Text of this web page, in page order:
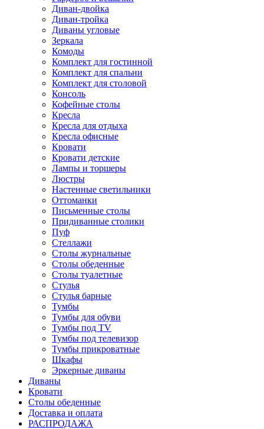
Диван-двойка
Диван-тройка
Диваны угловые
Зеркала
Комоды
Комплект для гостинной
Комплект для спальни
Комплект для столовой
Консоль
Кофейные столы
Кресла
Кресла для отдыха
Кресла офисные
Кровати
Кровати детские
Лампы и торшеры
Люстры
Настенные светильники
Оттоманки
Письменные столы
Придиванные столики
Пуф
Стеллажи
Столы журнальные
Столы обеденные
Столы туалетные
Стулья
Стулья барные
Тумбы
Тумбы для обуви
Тумбы под TV
Тумбы под телевизор
Тумбы прикроватные
Шкафы
Эркерные диваны
Диваны
Кровати
Столы обеденные
Доставка и оплата
РАСПРОДАЖА